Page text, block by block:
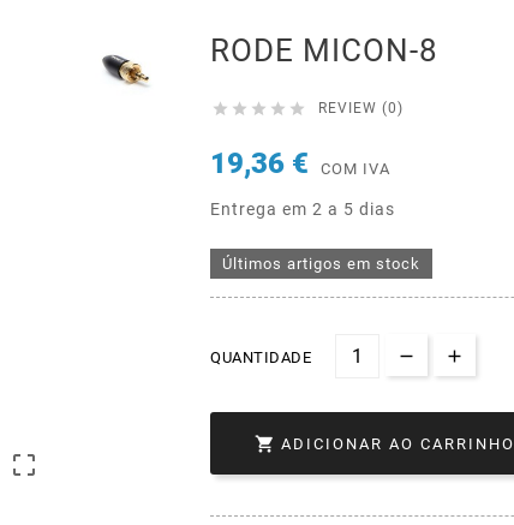

RODE MICON-8
     REVIEW (0)
19,36 € COM IVA
Entrega em 2 a 5 dias
Últimos artigos em stock
QUANTIDADE
 ADICIONAR AO CARRINHO